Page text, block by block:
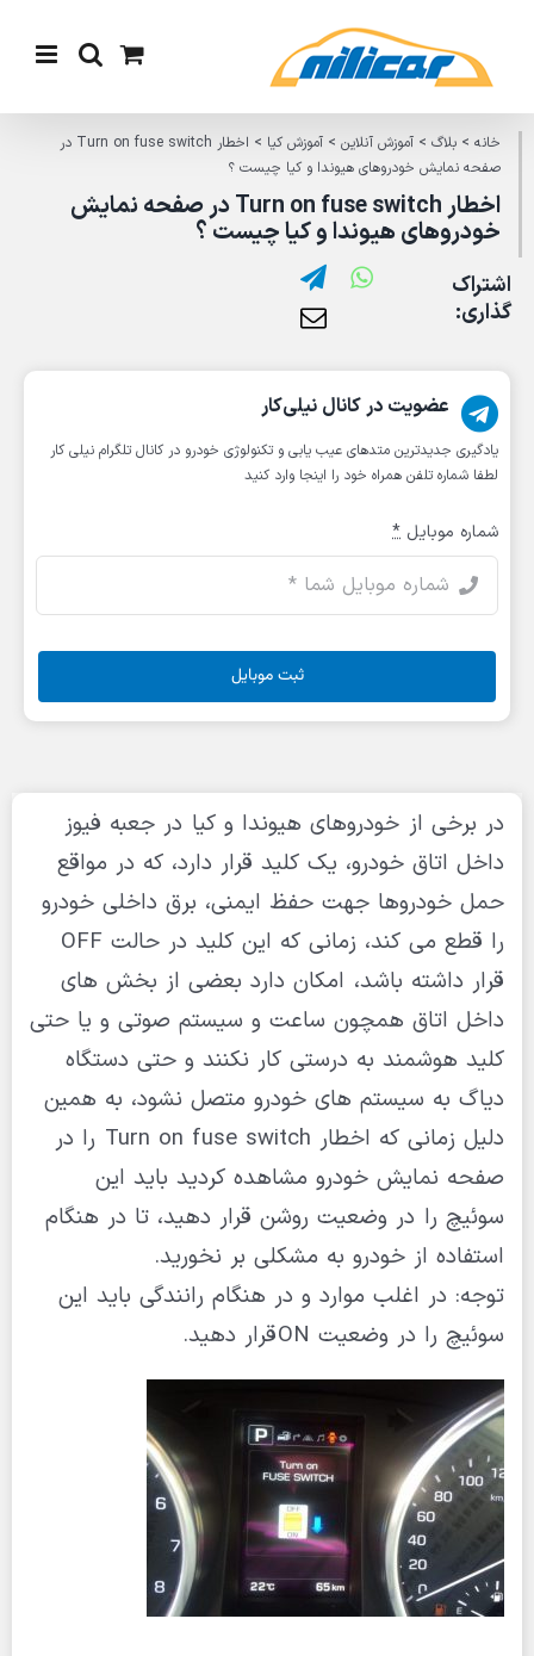
content
خانه> بلاگ> آموزش آنلاین> آموزش کیا >
اخطار Turn on fuse switch در
صفحه نمایش خودروهای هیوندا و کیا چیست ؟
اخطار Turn on fuse switch در صفحه نمایش
خودروهای هیوندا و کیا چیست ؟
اشتراک
گذاری:
در برخی از خودروهای هیوندا و کیا در جعبه فیوز
داخل اتاق خودرو، یک کلید قرار دارد، که در مواقع
حمل خودروها جهت حفظ ایمنی، برق داخلی خودرو
را قطع می کند، زمانی که این کلید در حالت OFF
قرار داشته باشد، امکان دارد بعضی از بخش های
داخل اتاق همچون ساعت و سیستم صوتی و یا حتی
کلید هوشمند به درستی کار نکنند و حتی دستگاه
دیاگ به سیستم های خودرو متصل نشود، به همین
دلیل زمانی که اخطار Turn on fuse switch را در
صفحه نمایش خودرو مشاهده کردید باید این
سوئیچ را در وضعیت روشن قرار دهید، تا در هنگام
استفاده از خودرو به مشکلی بر نخورید.
توجه: در اغلب موارد و در هنگام رانندگی باید این
سوئیچ را در وضعیت ON قرار دهید.
عضویت در کانال نیلی‌کار
یادگیری جدیدترین متد‌های عیب یابی‌ و تکنولوژی خودرو در کانال تلگرام نیلی کار
لطفا شماره تلفن همراه خود را اینجا وارد کنید
شماره موبایل *
ثبت موبایل